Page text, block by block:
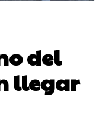
del
llegar